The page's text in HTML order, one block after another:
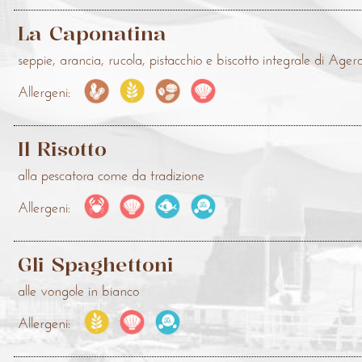
La Caponatina
seppie, arancia, rucola, pistacchio e biscotto integrale di
Allergeni:
Il Risotto
alla pescatora come da tradizione
Allergeni:
Gli Spaghettoni
alle vongole in bianco
Allergeni: